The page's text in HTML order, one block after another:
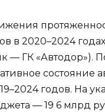
в 2020–2024
— ГК «Автодор»).
состояние
годов. На
— 19 6 млрд